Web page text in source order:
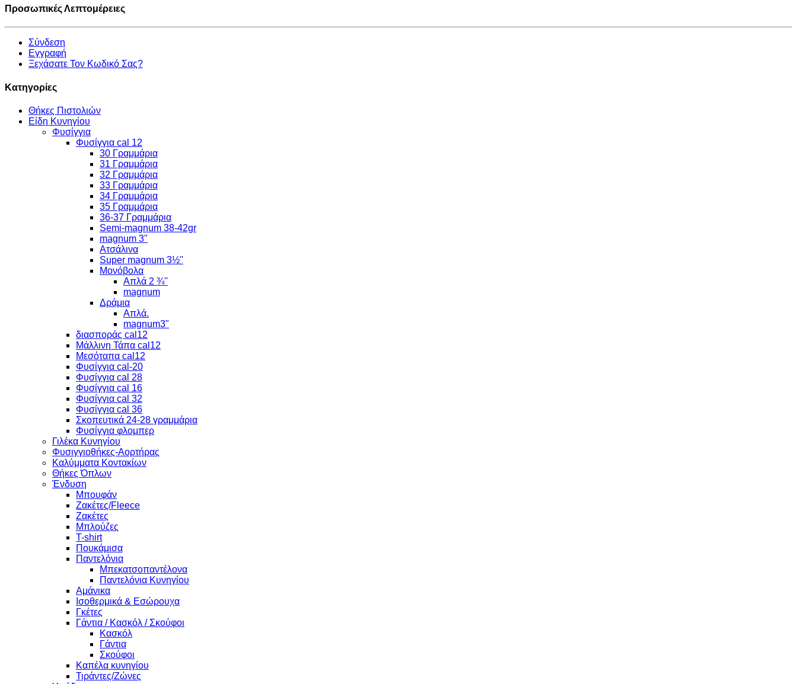
Προσωπικές Λεπτομέρειες
Σύνδεση
Εγγραφή
Ξεχάσατε Τον Κωδικό Σας?
Κατηγορίες
Θήκες Πιστολιών
Είδη Κυνηγίου
Φυσίγγια
Φυσίγγια cal 12
30 Γραμμάρια
31 Γραμμάρια
32 Γραμμάρια
33 Γραμμάρια
34 Γραμμάρια
35 Γραμμάρια
36-37 Γραμμάρια
Semi-magnum 38-42gr
magnum 3"
Ατσάλινα
Super magnum 3½''
Μονόβολα
Απλά 2 ¾''
magnum
Δράμια
Απλά.
magnum3"
διασποράς cal12
Μάλλινη Τάπα cal12
Μεσόταπα cal12
Φυσίγγια cal-20
Φυσίγγια cal 28
Φυσίγγια cal 16
Φυσίγγια cal 32
Φυσίγγια cal 36
Σκοπευτικά 24-28 γραμμάρια
Φυσίγγια φλομπερ
Γιλέκα Κυνηγίου
Φυσιγγιοθήκες-Αορτήρας
Καλύμματα Κοντακίων
Θήκες Όπλων
Ένδυση
Μπουφάν
Ζακέτες/Fleece
Ζακέτες
Μπλούζες
T-shirt
Πουκάμισα
Παντελόνια
Μπεκατσοπαντέλονα
Παντελόνια Κυνηγίου
Αμάνικα
Ισοθερμικά & Εσώρουχα
Γκέτες
Γάντια / Κασκόλ / Σκούφοι
Κασκόλ
Γάντια
Σκούφοι
Καπέλα κυνηγίου
Τιράντες/Ζώνες